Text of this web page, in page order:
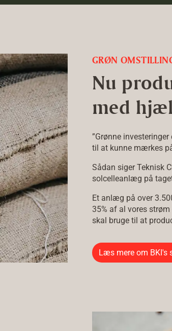
GRØN
Nu
med
”Grønne
til at kunne mærkes
Sådan siger Teknisk
solcelleanlæg på
Et anlæg på over
35% af al vores
skal bruge til at
Læs mere om BKI's